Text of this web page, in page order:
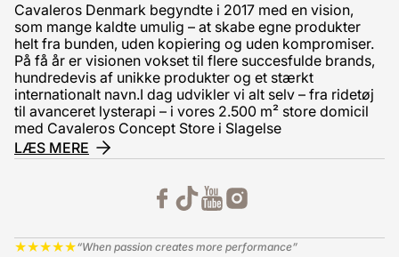
Cavaleros Denmark begyndte i 2017 med en vision,
som mange kaldte umulig – at skabe egne produkter
helt fra bunden, uden kopiering og uden kompromiser.
På få år er visionen vokset til flere succesfulde brands,
hundredevis af unikke produkter og et stærkt
internationalt navn.I dag udvikler vi alt selv – fra ridetøj
til avanceret lysterapi – i vores 2.500 m² store domicil
med Cavaleros Concept Store i Slagelse
LÆS MERE
★★★★★“When passion creates more performance”